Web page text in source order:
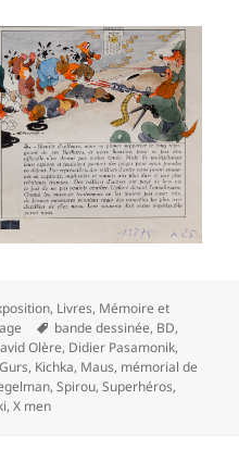
, Livres, Mémoire et
Mots-
clés
bande dessinée, BD,
Olère, Didier Pasamonik,
Gurs, Kichka, Maus, mémorial de
,Spirou,Superhéros,
,X men